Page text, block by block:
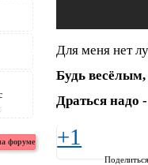
Для меня нет
Будь
Драться надо
+1